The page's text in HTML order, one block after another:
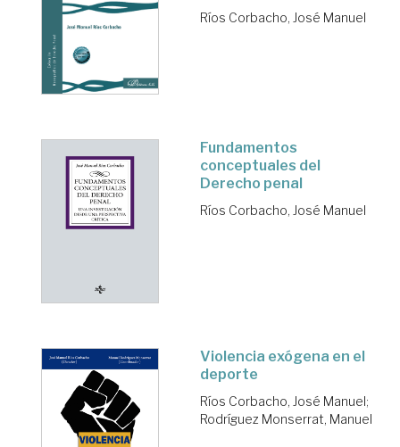
Ríos Corbacho, José Manuel
Fundamentos
conceptuales del
Derecho penal
Ríos Corbacho, José Manuel
Violencia exógena en el
deporte
Ríos Corbacho, José Manuel;
Rodríguez Monserrat, Manuel